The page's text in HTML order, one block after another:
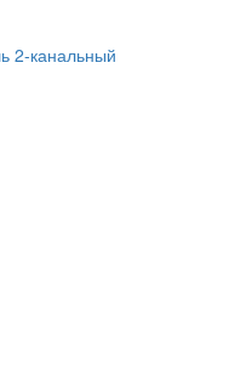
2-канальный